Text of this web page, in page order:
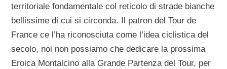
territoriale fondamentale col reticolo di strade bianche
bellissime di cui si circonda. Il patron del Tour de
France ce l’ha riconosciuta come l’idea ciclistica del
secolo, noi non possiamo che dedicare la prossima
Eroica Montalcino alla Grande Partenza del Tour, per